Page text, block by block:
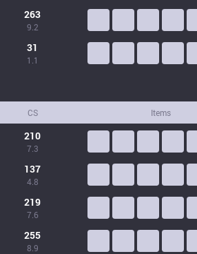
263
9.2
31
1.1
CS Items
210
7.3
137
4.8
219
7.6
255
8.9